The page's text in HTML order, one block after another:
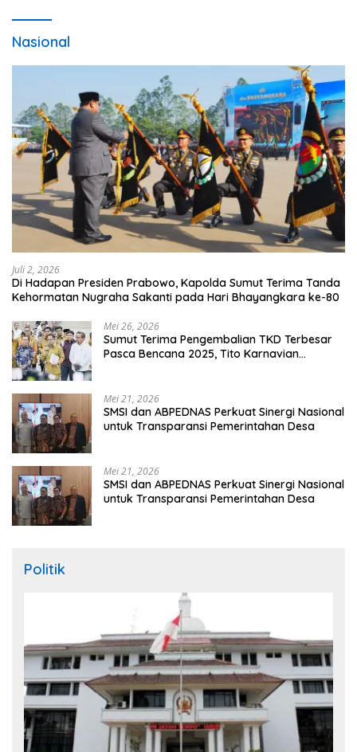
Nasional
Juli 2, 2026
Di Hadapan Presiden Prabowo, Kapolda Sumut Terima Tanda
Kehormatan Nugraha Sakanti pada Hari Bhayangkara ke-80
Mei 26, 2026
Sumut Terima Pengembalian TKD Terbesar
Pasca Bencana 2025, Tito Karnavian
Mei 21, 2026
SMSI dan ABPEDNAS Perkuat Sinergi Nasional
untuk Transparansi Pemerintahan Desa
Mei 21, 2026
SMSI dan ABPEDNAS Perkuat Sinergi Nasional
untuk Transparansi Pemerintahan Desa
Politik